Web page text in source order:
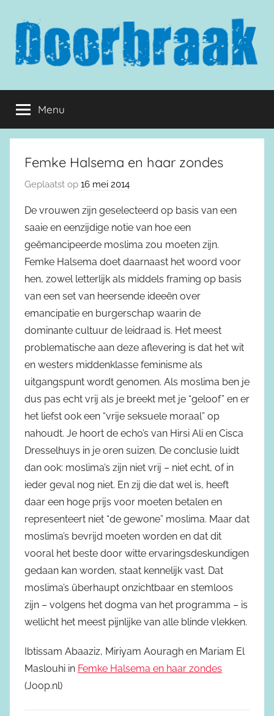
inhoud
springen
Doorbraak.eu
Menu
Femke Halsema en haar zondes
Geplaatst op 16 mei 2014
De vrouwen zijn geselecteerd op basis van een
saaie en eenzijdige notie van hoe een
geëmancipeerde moslima zou moeten zijn.
Femke Halsema doet daarnaast het woord voor
hen, zowel letterlijk als middels framing op basis
van een set van heersende ideeën over
emancipatie en burgerschap waarin de
dominante cultuur de leidraad is. Het meest
problematische aan deze aflevering is dat het wit
en westers middenklasse feminisme als
uitgangspunt wordt genomen. Als moslima ben je
dus pas echt vrij als je breekt met je “geloof” en er
het liefst ook een “vrije seksuele moraal” op
nahoudt. Je hoort de echo’s van Hirsi Ali en Cisca
Dresselhuys in je oren suizen. De conclusie luidt
dan ook: moslima’s zijn niet vrij – niet echt, of in
ieder geval nog niet. En zij die dat wel is, heeft
daar een hoge prijs voor moeten betalen en
representeert niet “de gewone” moslima. Maar dat
moslima’s bevrijd moeten worden en dat dit
vooral het beste door witte ervaringsdeskundigen
gedaan kan worden, staat kennelijk vast. Dat
moslima’s überhaupt onzichtbaar en stemloos
zijn – volgens het dogma van het programma – is
wellicht het meest pijnlijke van alle blinde vlekken.
Ibtissam Abaaziz, Miriyam Aouragh en Mariam El
Maslouhi in Femke Halsema en haar zondes
(Joop.nl)